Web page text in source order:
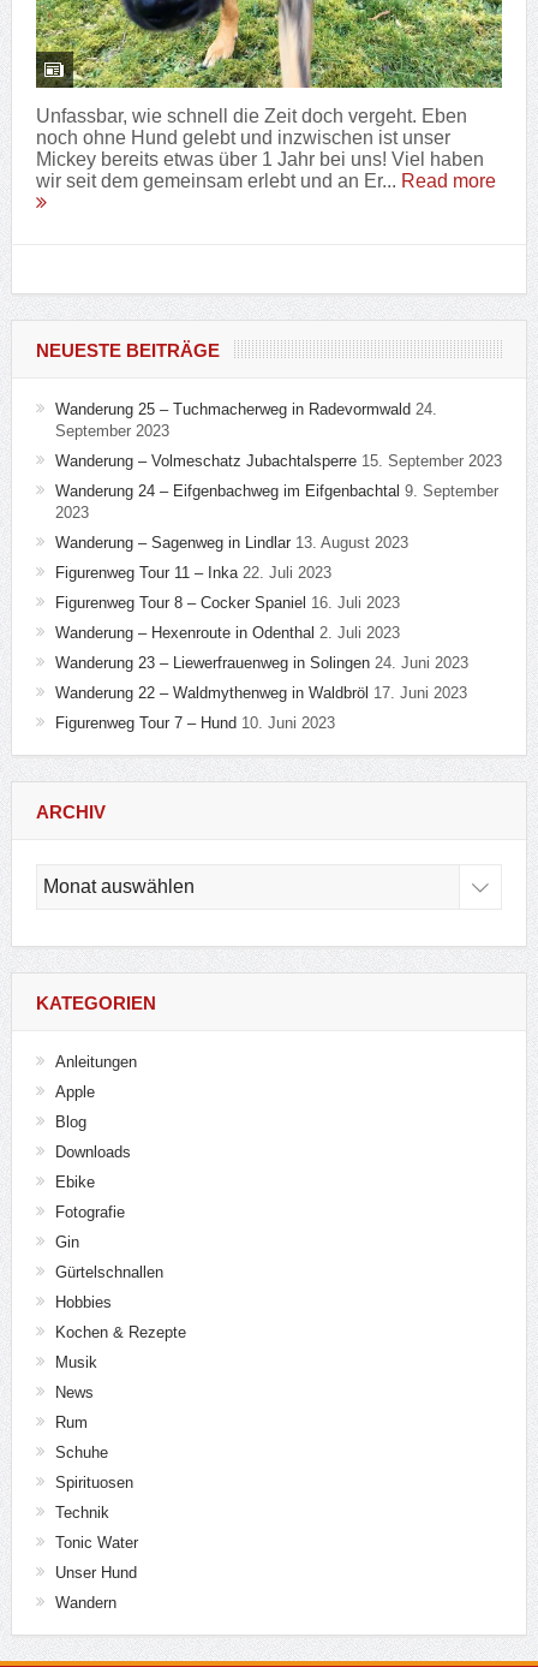
Unfassbar, wie schnell die Zeit doch vergeht. Eben
noch ohne Hund gelebt und inzwischen ist unser
Mickey bereits etwas über 1 Jahr bei uns! Viel haben
wir seit dem gemeinsam erlebt und an Er... Read more
NEUESTE BEITRÄGE
Wanderung 25 – Tuchmacherweg in Radevormwald 24.
September 2023
Wanderung – Volmeschatz Jubachtalsperre 15. September 2023
Wanderung 24 – Eifgenbachweg im Eifgenbachtal 9. September
2023
Wanderung – Sagenweg in Lindlar 13. August 2023
Figurenweg Tour 11 – Inka 22. Juli 2023
Figurenweg Tour 8 – Cocker Spaniel 16. Juli 2023
Wanderung – Hexenroute in Odenthal 2. Juli 2023
Wanderung 23 – Liewerfrauenweg in Solingen 24. Juni 2023
Wanderung 22 – Waldmythenweg in Waldbröl 17. Juni 2023
Figurenweg Tour 7 – Hund 10. Juni 2023
ARCHIV
KATEGORIEN
Anleitungen
Apple
Blog
Downloads
Ebike
Fotografie
Gin
Gürtelschnallen
Hobbies
Kochen & Rezepte
Musik
News
Rum
Schuhe
Spirituosen
Technik
Tonic Water
Unser Hund
Wandern